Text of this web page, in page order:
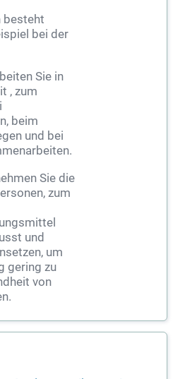
besteht
bei der
Sie in
, zum
beim
und bei
Sie die
zum
und
um
gering zu
von